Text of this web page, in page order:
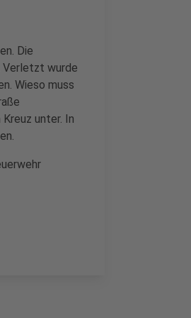
Die
Verletzt wurde
Wieso muss
unter. In